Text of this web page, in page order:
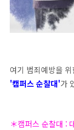
여기 범죄예방을
'캠퍼스 순찰대'가
＊캠퍼스 순찰대 :